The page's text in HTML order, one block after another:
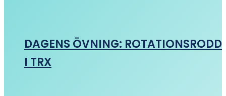
DAGENS ÖVNING: ROTATIONSRODD
I TRX